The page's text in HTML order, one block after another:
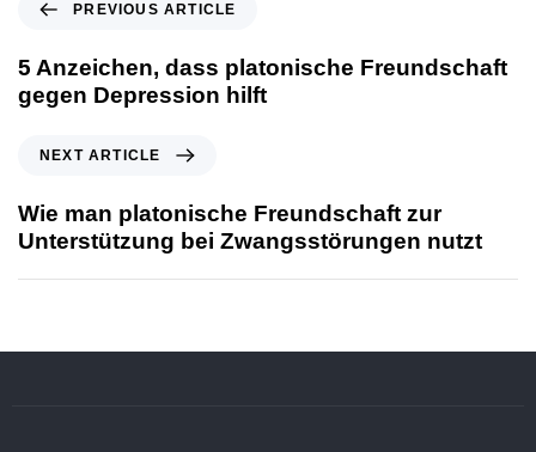
PREVIOUS ARTICLE
5 Anzeichen, dass platonische Freundschaft
gegen Depression hilft
NEXT ARTICLE
Wie man platonische Freundschaft zur
Unterstützung bei Zwangsstörungen nutzt